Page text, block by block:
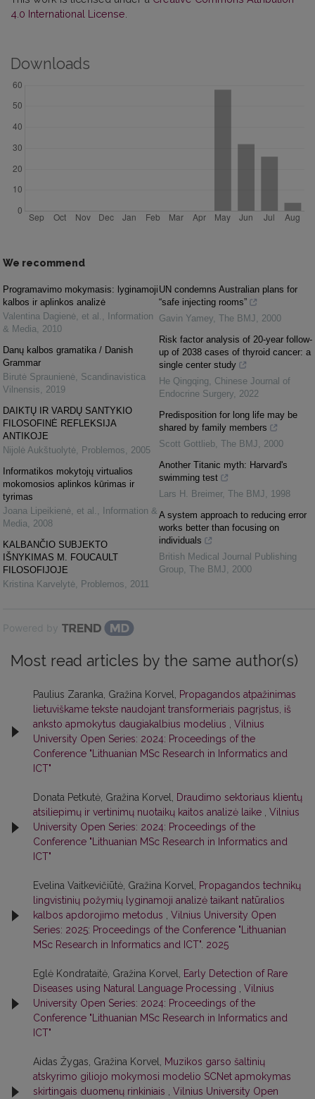
4.0 International License
Downloads
We recommend
Programavimo mokymasis: lyginamoji
kalbos ir aplinkos analizė
Valentina Dagienė, et al. ,
Information
& Media, 2010
Danų kalbos gramatika / Danish
Grammar
Birutė Spraunienė, Scandinavistica
Vilnensis, 2019
DAIKTŲ IR VARDŲ SANTYKIO
FILOSOFINĖ REFLEKSIJA
ANTIKOJE
Nijolė Aukštuolytė, Problemos, 2005
Informatikos mokytojų virtualios
mokomosios aplinkos kūrimas ir
tyrimas
Joana Lipeikienė, et al. ,
Information &
Media, 2008
KALBANČIO SUBJEKTO
IŠNYKIMAS M. FOUCAULT
FILOSOFIJOJE
Kristina Karvelytė, Problemos, 2011
UN condemns Australian plans for
“safe injecting rooms”
Gavin Yamey, The BMJ, 2000
Risk factor analysis of 20-year follow-
up of 2038 cases of thyroid cancer: a
single center study
He Qingqing, Chinese Journal of
Endocrine Surgery, 2022
Predisposition for long life may be
shared by family members
Scott Gottlieb, The BMJ, 2000
Another Titanic myth: Harvard's
swimming test
Lars H. Breimer, The BMJ, 1998
A system approach to reducing error
works better than focusing on
individuals
British Medical Journal Publishing
Group, The BMJ, 2000
Powered by
Most read articles by the same author(s)
Paulius Zaranka, Gražina Korvel,
Propagandos atpažinimas
lietuviškame tekste naudojant transformeriais pagrįstus, iš
anksto apmokytus daugiakalbius modelius
Vilnius
University Open Series: 2024: Proceedings of the
Conference "Lithuanian MSc Research in Informatics and
ICT"
Donata Petkutė, Gražina Korvel,
Draudimo sektoriaus klientų
atsiliepimų ir vertinimų nuotaikų kaitos analizė laike
Vilnius
University Open Series: 2024: Proceedings of the
Conference "Lithuanian MSc Research in Informatics and
ICT"
Evelina Vaitkevičiūtė, Gražina Korvel,
Propagandos technikų
lingvistinių požymių lyginamoji analizė taikant natūralios
kalbos apdorojimo metodus
Vilnius University Open
Series: 2025: Proceedings of the Conference "Lithuanian
MSc Research in Informatics and ICT". 2025
Eglė Kondrataitė, Gražina Korvel,
Early Detection of Rare
Diseases using Natural Language Processing
Vilnius
University Open Series: 2024: Proceedings of the
Conference "Lithuanian MSc Research in Informatics and
ICT"
Aidas Žygas, Gražina Korvel,
Muzikos garso šaltinių
atskyrimo giliojo mokymosi modelio SCNet apmokymas
skirtingais duomenų rinkiniais
Vilnius University Open